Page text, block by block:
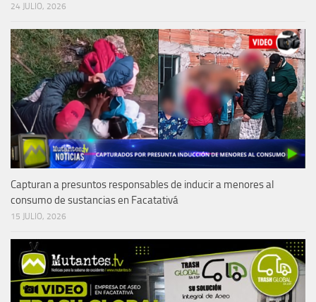
24 JULIO, 2026
Capturan a presuntos responsables de inducir a menores al
consumo de sustancias en Facatativá
15 JULIO, 2026